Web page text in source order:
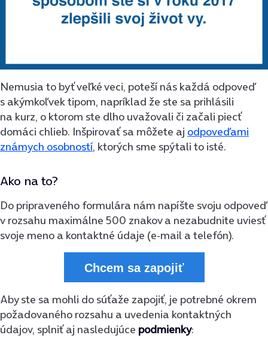
Nemusia to byť veľké veci, poteší nás každá odpoveď
s akýmkoľvek tipom, napríklad že ste sa prihlásili
na kurz, o ktorom ste dlho uvažovali či začali piecť
domáci chlieb. Inšpirovať sa môžete aj odpoveďami
známych osobností, ktorých sme spýtali to isté.
Ako na to?
Do pripraveného formulára nám napíšte svoju odpoveď
v rozsahu maximálne 500 znakov a nezabudnite uviesť
svoje meno a kontaktné údaje (e-mail a telefón).
Chcem sa zapojiť
Aby ste sa mohli do súťaže zapojiť, je potrebné okrem
požadovaného rozsahu a uvedenia kontaktných
údajov, splniť aj nasledujúce podmienky: